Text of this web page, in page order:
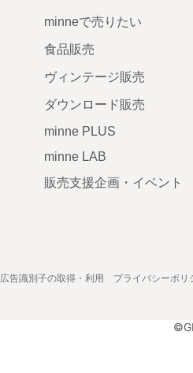
minneで売りたい
食品販売
ヴィンテージ販売
ダウンロード販売
minne PLUS
minne LAB
販売支援企画・イベント
広告識別子の取得・利用 プライバシーポリ